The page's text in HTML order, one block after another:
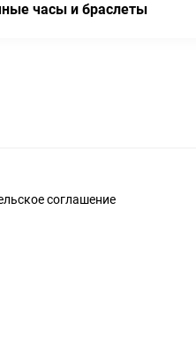
часы и браслеты
соглашение